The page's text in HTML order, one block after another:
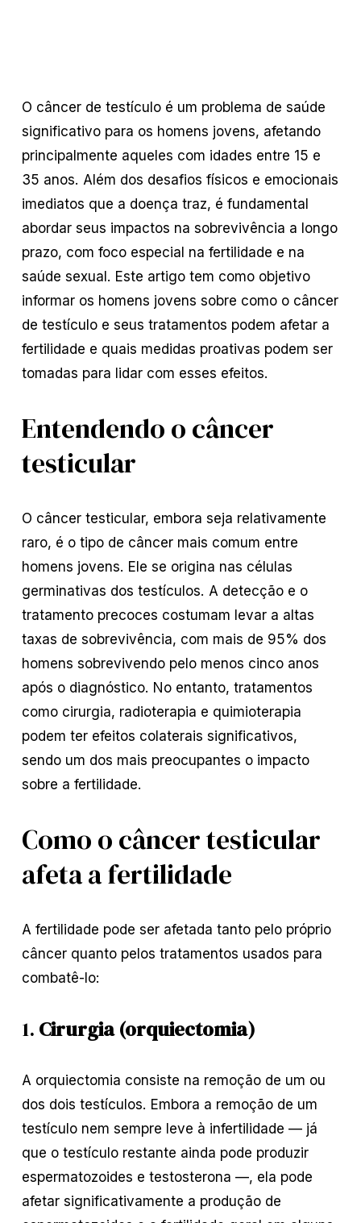
O câncer de testículo é um problema de saúde
significativo para os homens jovens, afetando
principalmente aqueles com idades entre 15 e
35 anos. Além dos desafios físicos e emocionais
imediatos que a doença traz, é fundamental
abordar seus impactos na sobrevivência a longo
prazo, com foco especial na fertilidade e na
saúde sexual. Este artigo tem como objetivo
informar os homens jovens sobre como o câncer
de testículo e seus tratamentos podem afetar a
fertilidade e quais medidas proativas podem ser
tomadas para lidar com esses efeitos.
Entendendo o câncer
testicular
O câncer testicular, embora seja relativamente
raro, é o tipo de câncer mais comum entre
homens jovens. Ele se origina nas células
germinativas dos testículos. A detecção e o
tratamento precoces costumam levar a altas
taxas de sobrevivência, com mais de 95% dos
homens sobrevivendo pelo menos cinco anos
após o diagnóstico. No entanto, tratamentos
como cirurgia, radioterapia e quimioterapia
podem ter efeitos colaterais significativos,
sendo um dos mais preocupantes o impacto
sobre a fertilidade.
Como o câncer testicular
afeta a fertilidade
A fertilidade pode ser afetada tanto pelo próprio
câncer quanto pelos tratamentos usados para
combatê-lo:
1. Cirurgia (orquiectomia)
A orquiectomia consiste na remoção de um ou
dos dois testículos. Embora a remoção de um
testículo nem sempre leve à infertilidade — já
que o testículo restante ainda pode produzir
espermatozoides e testosterona —, ela pode
afetar significativamente a produção de